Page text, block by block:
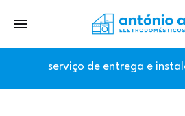
serviço de entrega e